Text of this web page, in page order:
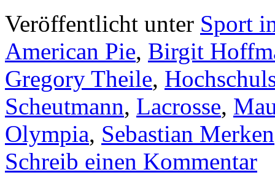
Veröffentlicht unter Sport
American Pie, Birgit
Gregory Theile,
Scheutmann, Lacrosse,
Olympia, Sebastian Merken
Schreib einen Kommentar